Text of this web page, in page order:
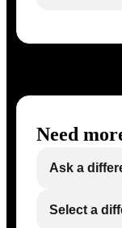
Need
Ask a
Select a